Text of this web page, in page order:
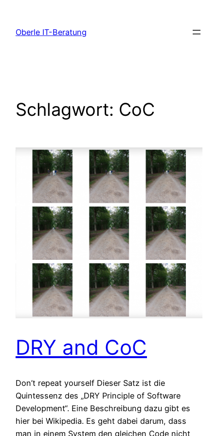
springen
Oberle IT-Beratung
Schlagwort: CoC
DRY and CoC
Don’t repeat yourself Dieser Satz ist die
Quintessenz des „DRY Principle of Software
Development“. Eine Beschreibung dazu gibt es
hier bei Wikipedia. Es geht dabei darum, dass
man in einem System den gleichen Code nicht